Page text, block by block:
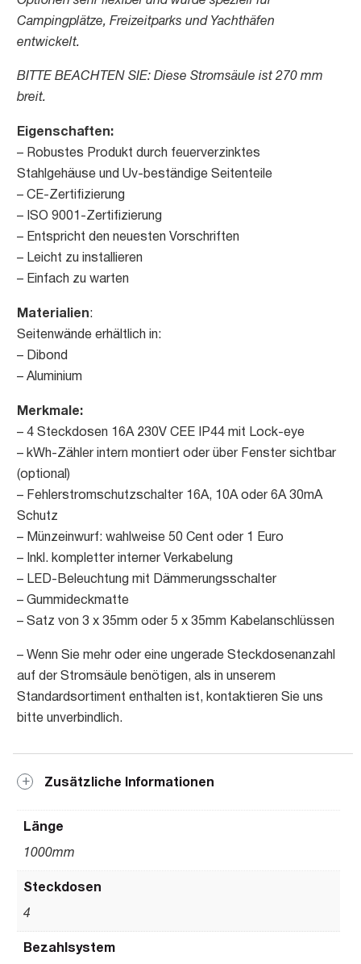
Campingplätze, Freizeitparks und Yachthäfen
entwickelt.
BITTE BEACHTEN SIE: Diese Stromsäule ist 270 mm
breit.
Eigenschaften:
– Robustes Produkt durch feuerverzinktes
Stahlgehäuse und Uv-beständige Seitenteile
– CE-Zertifizierung
– ISO 9001-Zertifizierung
– Entspricht den neuesten Vorschriften
– Leicht zu installieren
– Einfach zu warten
Materialien:
Seitenwände erhältlich in:
– Dibond
– Aluminium
Merkmale:
– 4 Steckdosen 16A 230V CEE IP44 mit Lock-eye
– kWh-Zähler intern montiert oder über Fenster sichtbar
(optional)
– Fehlerstromschutzschalter 16A, 10A oder 6A 30mA
Schutz
– Münzeinwurf: wahlweise 50 Cent oder 1 Euro
– Inkl. kompletter interner Verkabelung
– LED-Beleuchtung mit Dämmerungsschalter
– Gummideckmatte
– Satz von 3 x 35mm oder 5 x 35mm Kabelanschlüssen
– Wenn Sie mehr oder eine ungerade Steckdosenanzahl
auf der Stromsäule benötigen, als in unserem
Standardsortiment enthalten ist, kontaktieren Sie uns
bitte unverbindlich.
Zusätzliche Informationen
Länge
1000mm
Steckdosen
4
Bezahlsystem